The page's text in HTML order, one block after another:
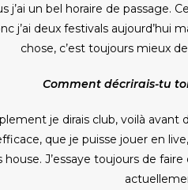
j’ai un bel horaire de passage.
j’ai deux festivals aujourd’hui
chose, c’est toujours mieux
Comment décrirais-tu
je dirais club, voilà avant
que je puisse jouer en
house. J’essaye toujours de